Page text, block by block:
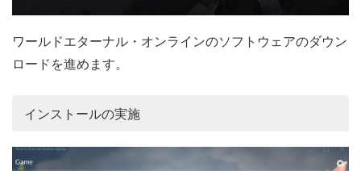
ワールドエターナル・オンラインのソフトウェアのダウン
ロードを進めます。
インストールの実施